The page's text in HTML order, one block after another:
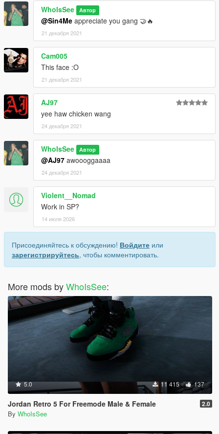
WhoIsSee Автор
@Sin4Me appreciate you gang 🤝🔥
21 декабря 2021
Cam005
This face :O
21 декабря 2021
AJ97
yee haw chicken wang
24 декабря 2021
WhoIsSee Автор
@AJ97 awoooggaaaa
24 декабря 2021
Violent__Nomad
Work in SP?
14 июля 2026
Присоединяйтесь к обсуждению! Войдите или
зарегистрируйтесь, чтобы комментировать.
More mods byWhoIsSee:
5.0 11 415 137
Jordan Retro 5 For Freemode Male & Female 2.0
By WhoIsSee